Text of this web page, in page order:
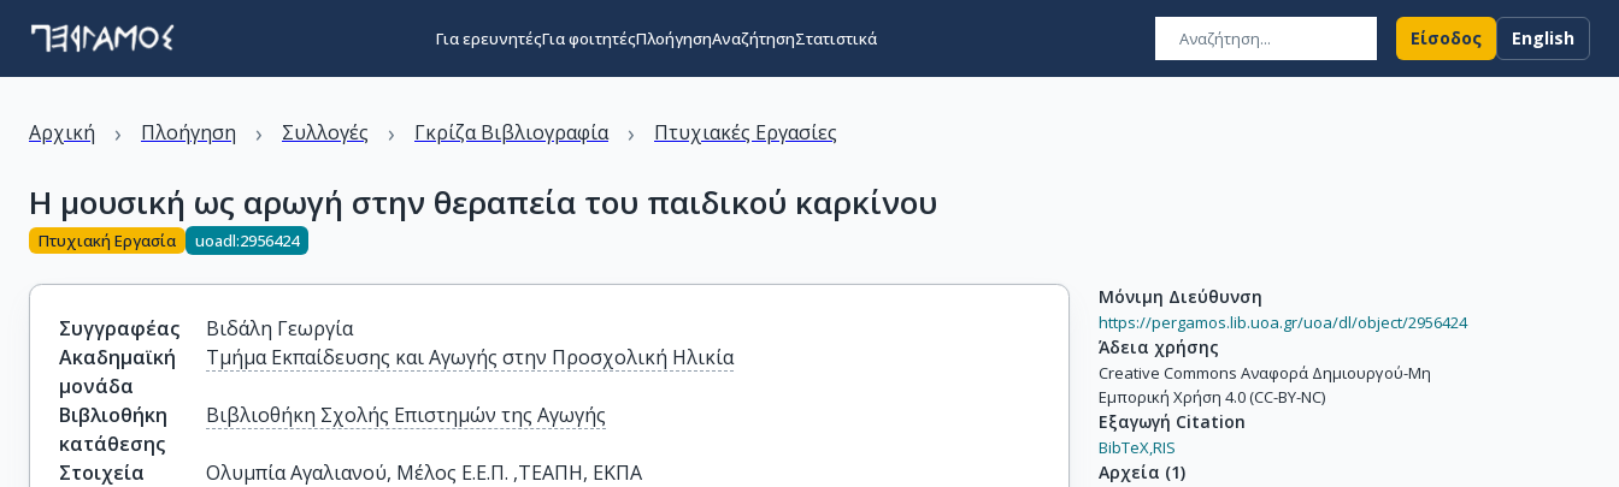
Για ερευνητέςΓια φοιτητέςΠλοήγησηΑναζήτησηΣτατιστικά Είσοδος English
Αρχική › Πλοήγηση › Συλλογές › Γκρίζα Βιβλιογραφία › Πτυχιακές Εργασίες
Η μουσική ως αρωγή στην θεραπεία του παιδικού καρκίνου
Πτυχιακή Εργασία uoadl:2956424
Συγγραφέας
Βιδάλη Γεωργία
Ακαδημαϊκή
μονάδα
Τμήμα Εκπαίδευσης και Αγωγής στην Προσχολική Ηλικία
Βιβλιοθήκη
κατάθεσης
Βιβλιοθήκη Σχολής Επιστημών της Αγωγής
Στοιχεία
Ολυμπία Αγαλιανού, Μέλος Ε.Ε.Π. ,ΤΕΑΠΗ, ΕΚΠΑ
Μόνιμη Διεύθυνση
https://pergamos.lib.uoa.gr/uoa/dl/object/2956424
Άδεια χρήσης
Creative Commons Αναφορά Δημιουργού-Μη
Εμπορική Χρήση 4.0 (CC-BY-NC)
Εξαγωγή Citation
BibTeX,RIS
Αρχεία (1)